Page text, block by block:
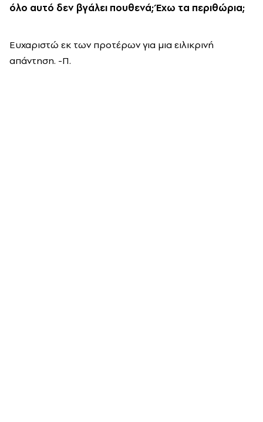
όλο αυτό δεν βγάλει πουθενά; Έχω τα περιθώρια;
Ευχαριστώ εκ των προτέρων για μια ειλικρινή
απάντηση. -Π.